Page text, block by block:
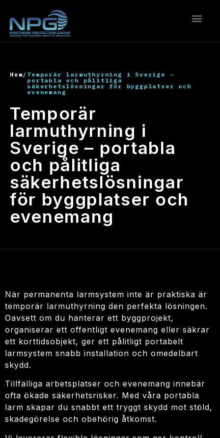
Hem/ Temporär larmuthyrning i Sverige –
portabla och pålitliga
säkerhetslösningar för byggplatser och
evenemang
Temporär
larmuthyrning i
Sverige – portabla
och pålitliga
säkerhetslösningar
för byggplatser och
evenemang
När permanenta larmsystem inte är praktiska är
temporär larmuthyrning den perfekta lösningen.
Oavsett om du hanterar ett byggprojekt,
organiserar ett offentligt evenemang eller säkrar
ett korttidsobjekt, ger ett pålitligt portabelt
larmsystem snabb installation och omedelbart
skydd.
Tillfälliga arbetsplatser och evenemang innebär
ofta ökade säkerhetsrisker. Med våra portabla
larm skapar du snabbt ett tryggt skydd mot stöld,
skadegörelse och obehörig åtkomst.